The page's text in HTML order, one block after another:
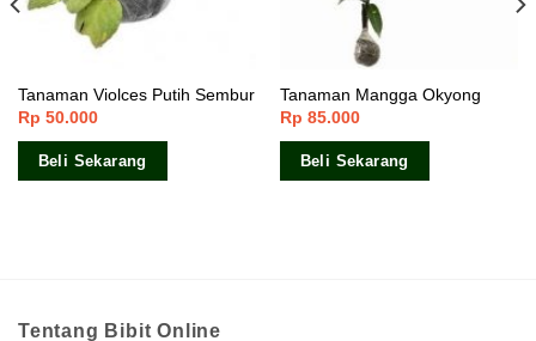
Tanaman Violces Putih Sembur
Rp 50.000
Beli Sekarang
Tanaman Mangga Okyong
Rp 85.000
Beli Sekarang
Tentang Bibit Online